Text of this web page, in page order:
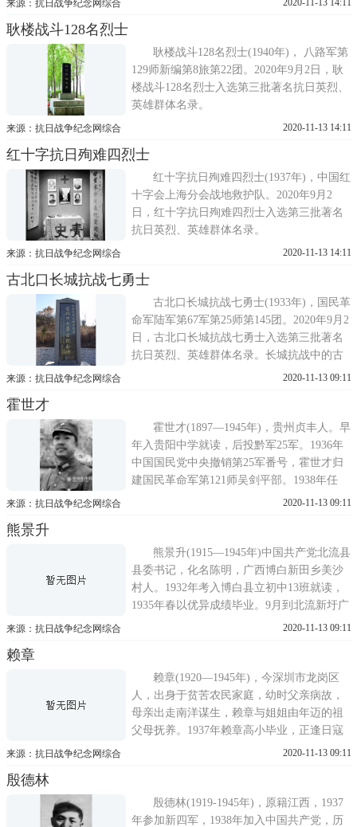
争，阻击敌人扫荡的前沿阵地，在这块英雄
的土地上谱写了
来源：抗日战争纪念网综合
耿楼战斗128名烈士
耿楼战斗128名烈士(1940年)， 八路军第
129师新编第8旅第22团。2020年9月2日，耿
楼战斗128名烈士入选第三批著名抗日英烈、
英雄群体名录。
来源：抗日战争纪念网综合 2020-11-13 14:11
红十字抗日殉难四烈士
红十字抗日殉难四烈士(1937年)，中国红
十字会上海分会战地救护队。2020年9月2
日，红十字抗日殉难四烈士入选第三批著名
抗日英烈、英雄群体名录。
来源：抗日战争纪念网综合 2020-11-13 14:11
古北口长城抗战七勇士
古北口长城抗战七勇士(1933年)，国民革
命军陆军第67军第25师第145团。2020年9月2
日，古北口长城抗战七勇士入选第三批著名
抗日英烈、英雄群体名录。长城抗战中的古
北口七勇士潇湘晨报在北京市密云区古北口
间，向人们述说着87年前那场惊天地泣鬼神
的抗战故事
来源：抗日战争纪念网综合 2020-11-13 09:11
霍世才
霍世才(1897—1945年)，贵州贞丰人。早
年入贵阳中学就读，后投黔军25军。1936年
中国国民党中央撤销第25军番号，霍世才归
建国民革命军第121师吴剑平部。1938年任
363团三营营长。1939年驻守湖北沙洋河西
日军以重创。1945年6月，在向广西时，霍世
才团部在湖南武冈县与日军
来源：抗日战争纪念网综合 2020-11-13 09:11
熊景升
熊景升(1915—1945年)中国共产党北流县
县委书记，化名陈明，广西博白新田乡美沙
村人。1932年考入博白县立初中13班就读，
1935年春以优异成绩毕业。9月到北流新圩广
西省中学生军事集训总队第二大队接受军
升担任中共南宁高中党支部组织干事，同时
被选为学生自治
来源：抗日战争纪念网综合 2020-11-13 09:11
赖章
赖章(1920—1945年)，今深圳市龙岗区
人，出身于贫苦农民家庭，幼时父亲病故，
母亲出走南洋谋生，赖章与姐姐由年迈的祖
父母抚养。1937年赖章高小毕业，正逢日寇
侵华，卢沟桥事变爆发，全国抗日战争开
牲。牺牲时任广东人民抗日游击队东江纵队
第2支队第1大队副大队长。
来源：抗日战争纪念网综合 2020-11-13 09:11
殷德林
殷德林(1919-1945年)，原籍江西，1937
年参加新四军，1938年加入中国共产党，历